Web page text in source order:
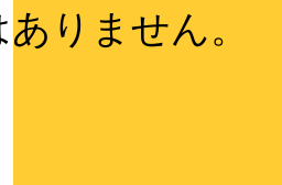
りません。